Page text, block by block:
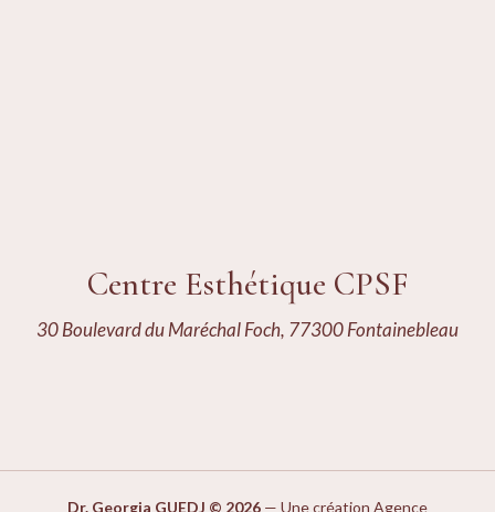
Centre Esthétique CPSF
30 Boulevard du Maréchal Foch, 77300 Fontainebleau
Dr. Georgia GUEDJ © 2026 — Une création Agence